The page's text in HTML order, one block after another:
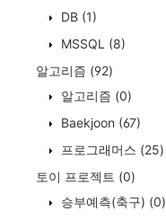
DB (1)
MSSQL (8)
알고리즘 (92)
알고리즘 (0)
Baekjoon (67)
프로그래머스 (25)
토이 프로젝트 (0)
승부예측(축구) (0)